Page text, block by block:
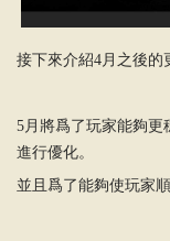
接下來介紹4月之後的
5月將爲了玩家能夠更
進行優化。
並且爲了能夠使玩家